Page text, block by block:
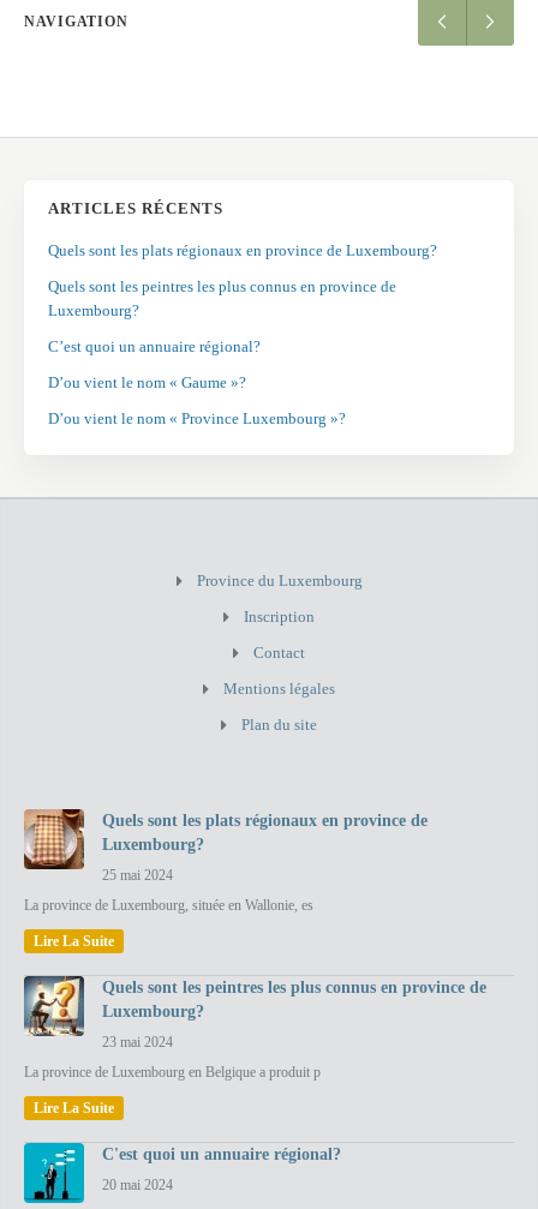
NAVIGATION
ARTICLES RÉCENTS
Quels sont les plats régionaux en province de Luxembourg?
Quels sont les peintres les plus connus en province de
Luxembourg?
C’est quoi un annuaire régional?
D’ou vient le nom « Gaume »?
D’ou vient le nom « Province Luxembourg »?
Province du Luxembourg
Inscription
Contact
Mentions légales
Plan du site
Quels sont les plats régionaux en province de
Luxembourg?
25 mai 2024
La province de Luxembourg, située en Wallonie, es
Lire La Suite
Quels sont les peintres les plus connus en province de
Luxembourg?
23 mai 2024
La province de Luxembourg en Belgique a produit p
Lire La Suite
C'est quoi un annuaire régional?
20 mai 2024